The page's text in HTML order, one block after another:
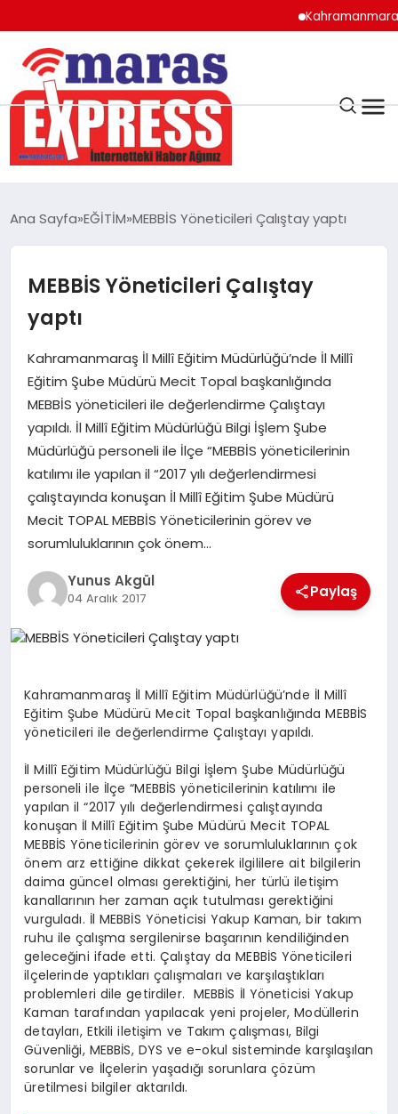
Kahramanmaraş’ın
K.MARAŞ
AFŞİN
BİZE ULAŞIN
GÖKSUN
TÜRKOĞLU
PAZARCIK
KÜNYE
Ana Sayfa EĞİTİM MEBBİS Yöneticileri Çalıştay yaptı
MEBBİS Yöneticileri Çalıştay
yaptı
Kahramanmaraş İl Millî Eğitim Müdürlüğü’nde İl Millî
Eğitim Şube Müdürü Mecit Topal başkanlığında
MEBBİS yöneticileri ile değerlendirme Çalıştayı
yapıldı. İl Millî Eğitim Müdürlüğü Bilgi İşlem Şube
Müdürlüğü personeli ile İlçe “MEBBİS yöneticilerinin
katılımı ile yapılan il “2017 yılı değerlendirmesi
çalıştayında konuşan İl Millî Eğitim Şube Müdürü
Mecit TOPAL MEBBİS Yöneticilerinin görev ve
sorumluluklarının çok önem…
Yunus Akgül
04 Aralık 2017 Paylaş
Kahramanmaraş İl Millî Eğitim Müdürlüğü’nde İl Millî
Eğitim Şube Müdürü Mecit Topal başkanlığında MEBBİS
yöneticileri ile değerlendirme Çalıştayı yapıldı.
İl Millî Eğitim Müdürlüğü Bilgi İşlem Şube Müdürlüğü
personeli ile İlçe “MEBBİS yöneticilerinin katılımı ile
yapılan il “2017 yılı değerlendirmesi çalıştayında
konuşan İl Millî Eğitim Şube Müdürü Mecit TOPAL
MEBBİS Yöneticilerinin görev ve sorumluluklarının çok
önem arz ettiğine dikkat çekerek ilgililere ait bilgilerin
daima güncel olması gerektiğini, her türlü iletişim
kanallarının her zaman açık tutulması gerektiğini
vurguladı. İl MEBBİS Yöneticisi Yakup Kaman, bir takım
ruhu ile çalışma sergilenirse başarının kendiliğinden
geleceğini ifade etti. Çalıştay da MEBBİS Yöneticileri
ilçelerinde yaptıkları çalışmaları ve karşılaştıkları
problemleri dile getirdiler. MEBBİS İl Yöneticisi Yakup
Kaman tarafından yapılacak yeni projeler, Modüllerin
detayları, Etkili iletişim ve Takım çalışması, Bilgi
Güvenliği, MEBBİS, DYS ve e-okul sisteminde karşılaşılan
sorunlar ve İlçelerin yaşadığı sorunlara çözüm
üretilmesi bilgiler aktarıldı.